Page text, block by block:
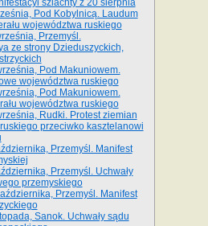
szlachty z 20 sierpnia
Pod Kobylnicą. Laudum
województwa ruskiego
Przemyśl.
ze strony Dzieduszyckich,
Pod Makuniowem.
województwa ruskiego
Pod Makuniowem.
województwa ruskiego
Rudki. Protest ziemian
przeciwko kasztelanowi
Przemyśl. Manifest
Przemyśl. Uchwały
przemyskiego
Przemyśl. Manifest
Sanok. Uchwały sądu